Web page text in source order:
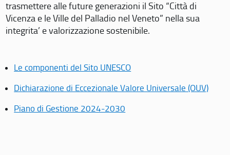
trasmettere alle future generazioni il Sito “Città di
Vicenza e le Ville del Palladio nel Veneto” nella sua
integrita’ e valorizzazione sostenibile.
Le componenti del Sito UNESCO
Dichiarazione di Eccezionale Valore Universale (OUV)
Piano di Gestione 2024-2030